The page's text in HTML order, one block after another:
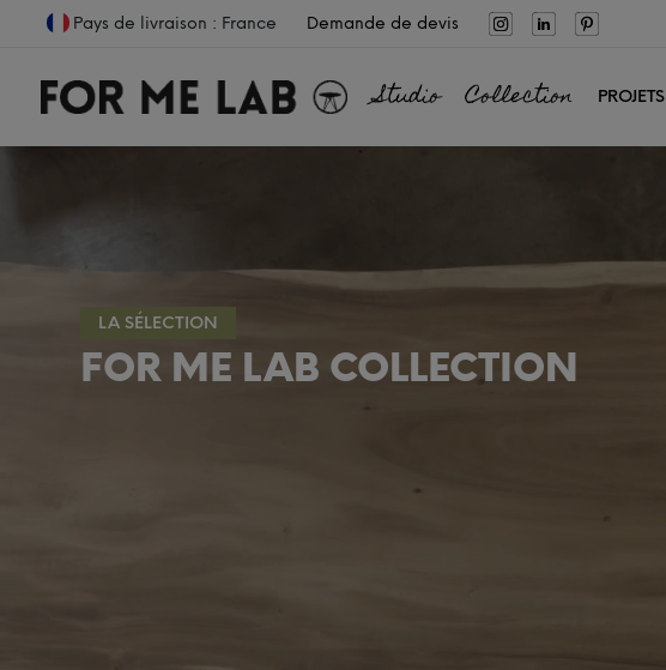
Pays de livraison : France Demande de devis
Studio Collection PROJETS
LA SÉLECTION
FOR ME LAB COLLECTION